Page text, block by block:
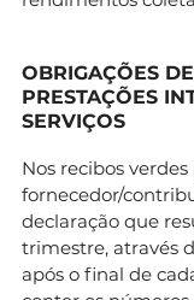
OBRIGAÇÕES
PRESTAÇÕES
SERVIÇOS
Nos recibos
fornecedor/
declaração que
trimestre, através
após o final de